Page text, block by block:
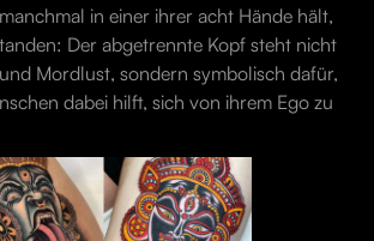
in einer ihrer acht Hände hält,
Der abgetrennte Kopf steht nicht
Mordlust, sondern symbolisch dafür,
dabei hilft, sich von ihrem Ego zu